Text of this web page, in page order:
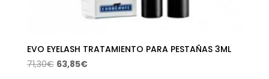
EVO EYELASH TRATAMIENTO PARA PESTAÑAS 3ML
71,30€ El
63,85€El